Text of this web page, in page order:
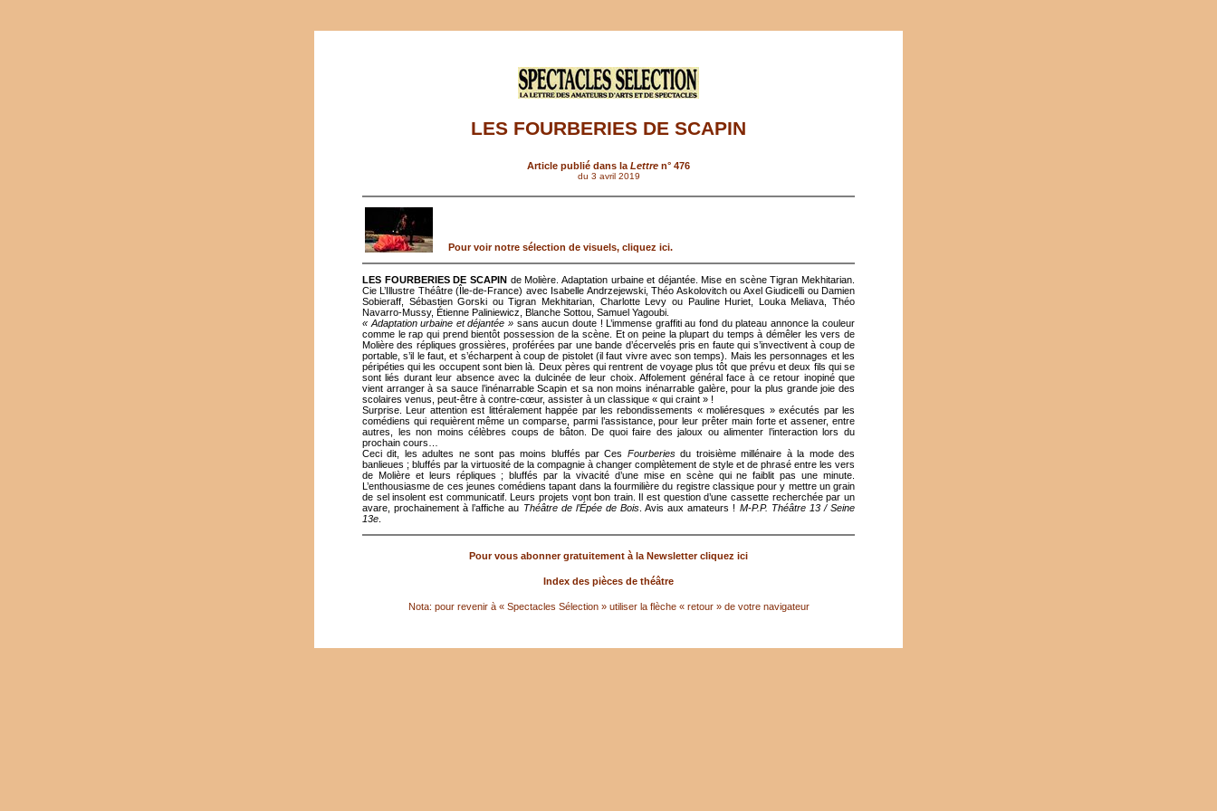
LES FOURBERIES DE SCAPIN
Article publié dans la Lettre n° 476
du 3 avril 2019
Pour voir notre sélection de visuels, cliquez ici.
LES FOURBERIES DE SCAPINde Molière. Adaptation urbaine et déjantée. Mise en scène Tigran Mekhitarian.
Cie L’Illustre Théâtre (Île-de-France) avec Isabelle Andrzejewski, Théo Askolovitch ou Axel Giudicelli ou Damien
Sobieraff, Sébastien Gorski ou Tigran Mekhitarian, Charlotte Levy ou Pauline Huriet, Louka Meliava, Théo
Navarro-Mussy, Étienne Paliniewicz, Blanche Sottou, Samuel Yagoubi.
« Adaptation urbaine et déjantée » sans aucun doute ! L’immense graffiti au fond du plateau annonce la couleur
comme le rap qui prend bientôt possession de la scène. Et on peine la plupart du temps à démêler les vers de
Molière des répliques grossières, proférées par une bande d’écervelés pris en faute qui s’invectivent à coup de
portable, s’il le faut, et s’écharpent à coup de pistolet (il faut vivre avec son temps). Mais les personnages et les
péripéties qui les occupent sont bien là. Deux pères qui rentrent de voyage plus tôt que prévu et deux fils qui se
sont liés durant leur absence avec la dulcinée de leur choix. Affolement général face à ce retour inopiné que
vient arranger à sa sauce l’inénarrable Scapin et sa non moins inénarrable galère, pour la plus grande joie des
scolaires venus, peut-être à contre-cœur, assister à un classique « qui craint » !
Surprise. Leur attention est littéralement happée par les rebondissements « moliéresques » exécutés par les
comédiens qui requièrent même un comparse, parmi l’assistance, pour leur prêter main forte et assener, entre
autres, les non moins célèbres coups de bâton. De quoi faire des jaloux ou alimenter l’interaction lors du
prochain cours…
Ceci dit, les adultes ne sont pas moins bluffés par Ces Fourberiesdu troisième millénaire à la mode des
banlieues ; bluffés par la virtuosité de la compagnie à changer complètement de style et de phrasé entre les vers
de Molière et leurs répliques ; bluffés par la vivacité d’une mise en scène qui ne faiblit pas une minute.
L’enthousiasme de ces jeunes comédiens tapant dans la fourmilière du registre classique pour y mettre un grain
de sel insolent est communicatif. Leurs projets vont bon train. Il est question d’une cassette recherchée par un
avare, prochainement à l’affiche au Théâtre de l’Épée de Bois . Avis aux amateurs ! M-P.P. Théâtre 13 / Seine
13e
Pour vous abonner gratuitement à la Newsletter cliquez ici
Index des pièces de théâtre
Nota: pour revenir à « Spectacles Sélection » utiliser la flèche « retour » de votre navigateur